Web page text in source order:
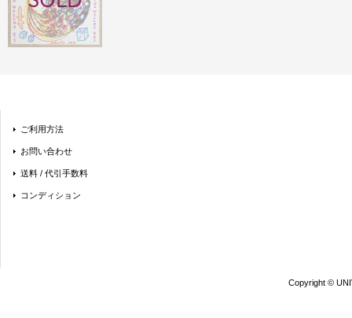
ご利用方法
お問い合わせ
送料 / 代引手数料
コンディション
Copyright ©